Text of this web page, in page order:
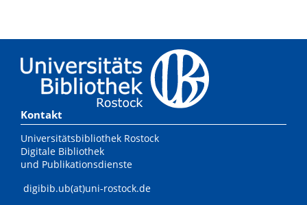
Kontakt
Universitätsbibliothek Rostock
Digitale Bibliothek
und Publikationsdienste
digibib.ub(at)uni-rostock.de